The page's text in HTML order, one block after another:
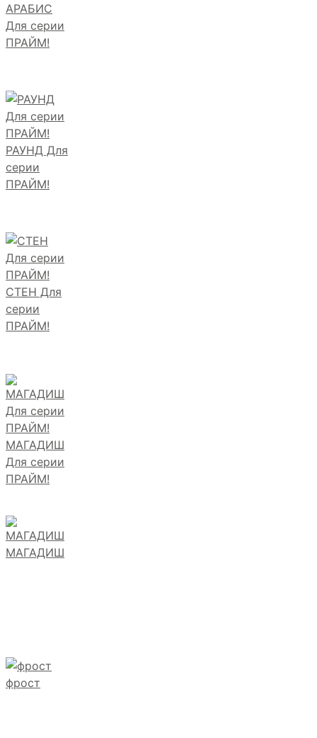
АРАБИС
Для серии
ПРАЙМ!
РАУНД Для
серии
ПРАЙМ!
СТЕН Для
серии
ПРАЙМ!
МАГАДИШ
Для серии
ПРАЙМ!
МАГАДИШ
фрост